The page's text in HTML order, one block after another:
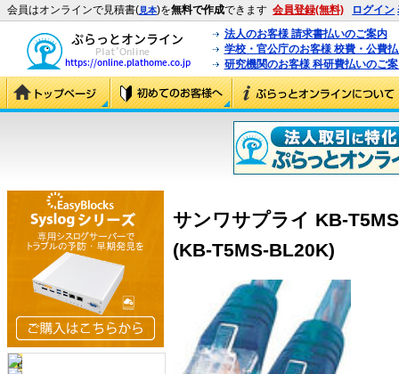
会員はオンラインで見積書(見本)を無料で作成できます 会員登録(無料) ログイン
法人のお客様 請求書払いのご案内
学校・官公庁のお客様 校費・公費
研究機関のお客様 科研費払いのご
サンワサプライ KB-
(KB-T5MS-BL20K)